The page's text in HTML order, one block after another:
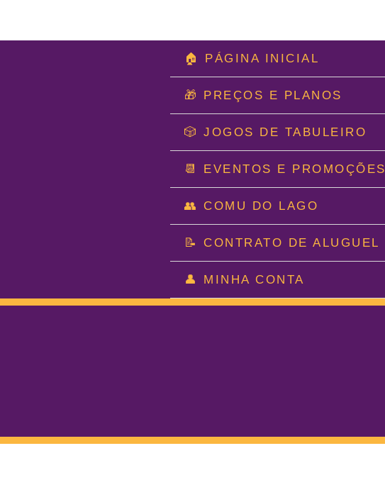
🏠 PÁGINA INICIAL
🎁 PREÇOS E PLANOS
🎲 JOGOS DE TABULEIRO
📆 EVENTOS E PROMOÇÕES
👥 COMU DO LAGO
📝 CONTRATO DE ALUGUEL
👤 MINHA CONTA